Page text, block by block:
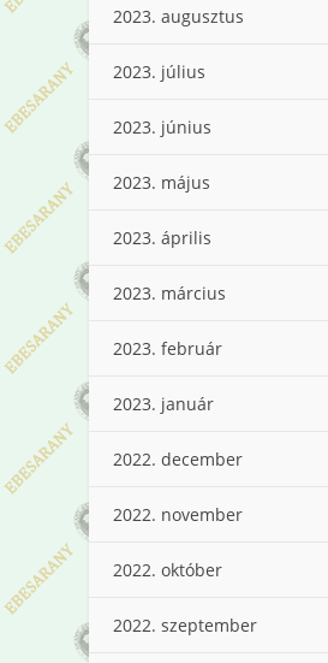
2023. augusztus
2023. július
2023. június
2023. május
2023. április
2023. március
2023. február
2023. január
2022. december
2022. november
2022. október
2022. szeptember